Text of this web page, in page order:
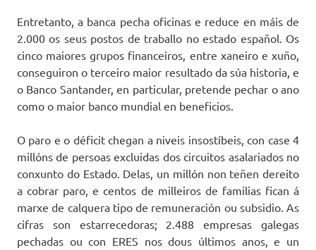
Entretanto, a banca pecha oficinas e reduce en máis de
2.000 os seus postos de traballo no estado español. Os
cinco maiores grupos financeiros, entre xaneiro e xuño,
conseguiron o terceiro maior resultado da súa historia, e
o Banco Santander, en particular, pretende pechar o ano
como o maior banco mundial en beneficios.
O paro e o déficit chegan a niveis insostíbeis, con case 4
millóns de persoas excluidas dos circuitos asalariados no
conxunto do Estado. Delas, un millón non teñen dereito
a cobrar paro, e centos de milleiros de familias fican á
marxe de calquera tipo de remuneración ou subsidio. As
cifras son estarrecedoras; 2.488 empresas galegas
pechadas ou con ERES nos dous últimos anos, e un